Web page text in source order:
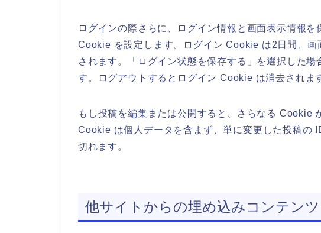
ログインの際さらに、ログイン情報と画面表示情報
Cookie を設定します。ログイン Cookie は2日間、
されます。「ログイン状態を保存する」を選択した場
す。ログアウトするとログイン Cookie は消去されま
もし投稿を編集または公開すると、さらなる Cookie
Cookie は個人データを含まず、単に変更した投稿の
切れます。
他サイトからの埋め込みコンテンツ